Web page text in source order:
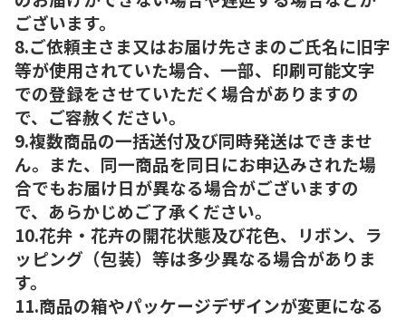
ございます。
8.ご依頼主さま又はお届け先さまのご氏名に旧字
等が使用されていた場合、一部、印刷可能文字
での登録をさせていただく場合がありますの
で、ご容赦ください。
9.複数商品の一括送付及び同時発送はできませ
ん。また、同一商品を同日にお申込みされた場
合でもお届け日が異なる場合がございますの
で、あらかじめご了承ください。
10.花弁・花卉の開花状態及び花色、リボン、ラ
ッピング（包装）等は多少異なる場合がありま
す。
11.商品の箱やパッケージデザインが変更になる